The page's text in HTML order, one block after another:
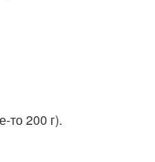
то 200 г).